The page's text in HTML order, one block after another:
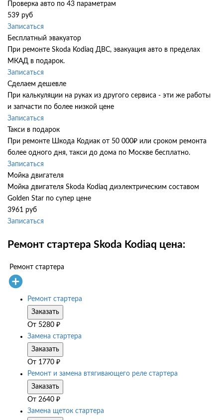
Проверка авто по 43 параметрам
539 руб
Записаться
Бесплатный эвакуатор
При ремонте Skoda Kodiaq ДВС, эвакуация авто в пределах
МКАД в подарок.
Записаться
Сделаем дешевле
При калькуляции на руках из другого сервиса - эти же работы
и запчасти по более низкой цене
Записаться
Такси в подарок
При ремонте Шкода Кодиак от 50 000₽ или сроком ремонта
более одного дня, такси до дома по Москве бесплатно.
Записаться
Мойка двигателя
Мойка двигателя Skoda Kodiaq диэлектрическим составом
Golden Star по супер цене
3961 руб
Записаться
Ремонт стартера Skoda Kodiaq цена:
Ремонт стартера
Ремонт стартера
Заказать
От 5280 ₽
Замена стартера
Заказать
От 1770 ₽
Ремонт и замена втягивающего реле стартера
Заказать
От 2640 ₽
Замена щеток стартера